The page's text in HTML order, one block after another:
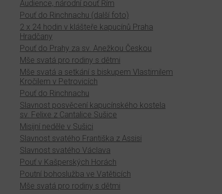
Audience, národní pouť Řím
Pouť do Rinchnachu (další foto)
2 x 24 hodin v klášteře kapucínů Praha
Hradčany
Pouť do Prahy za sv. Anežkou Českou
Mše svatá pro rodiny s dětmi
Mše svatá a setkání s biskupem Vlastimilem
Kročilem v Petrovicích
Pouť do Rinchnachu
Slavnost posvěcení kapucínského kostela
sv. Felixe z Cantalice Sušice
Misijní neděle v Sušici
Slavnost svatého Františka z Assisi
Slavnost svatého Václava
Pouť v Kašperských Horách
Poutní bohoslužba ve Vatěticích
Mše svatá pro rodiny s dětmi